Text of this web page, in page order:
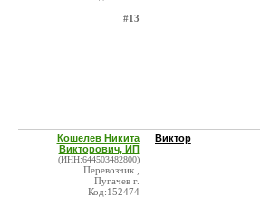
#13
Кошелев Никита
Викторович, ИП
(ИНН:644503482800)
Перевозчик ,
Пугачев г.
Код:152474
Виктор